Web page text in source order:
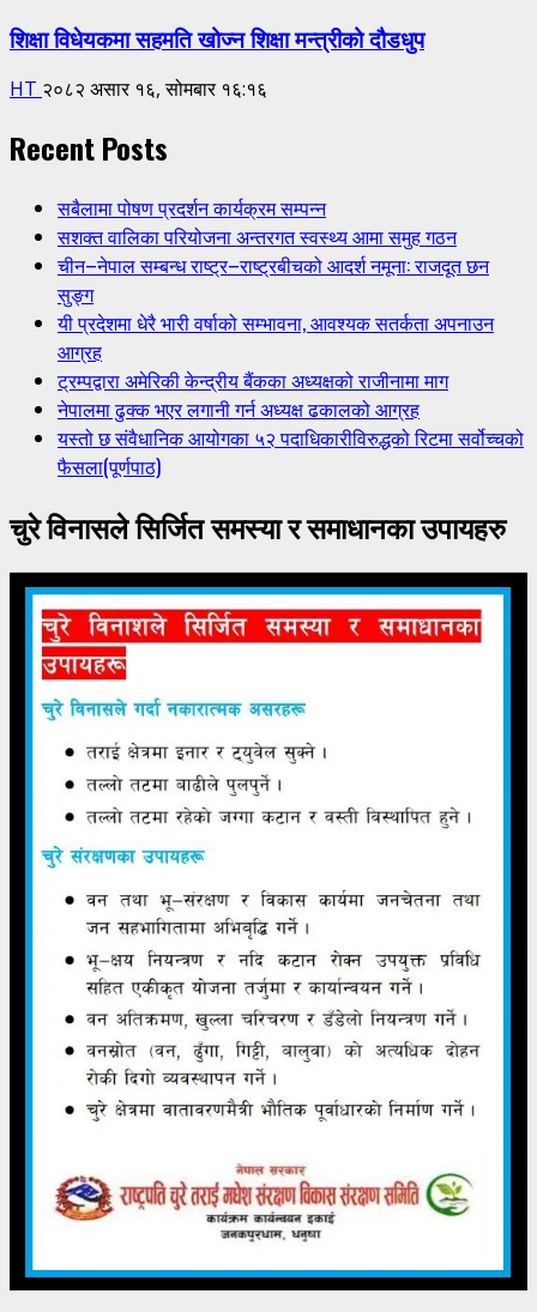
शिक्षा विधेयकमा सहमति खोज्न शिक्षा मन्त्रीको दौडधुप
HT २०८२ असार १६, सोमबार १६:१६
Recent Posts
सबैलामा पोषण प्रदर्शन कार्यक्रम सम्पन्न
सशक्त वालिका परियोजना अन्तरगत स्वस्थ्य आमा समुह गठन
चीन–नेपाल सम्बन्ध राष्ट्र–राष्ट्रबीचको आदर्श नमूना: राजदूत छन
सुङ्ग
यी प्रदेशमा धेरै भारी वर्षाको सम्भावना, आवश्यक सतर्कता अपनाउन
आग्रह
ट्रम्पद्वारा अमेरिकी केन्द्रीय बैंकका अध्यक्षको राजीनामा माग
नेपालमा ढुक्क भएर लगानी गर्न अध्यक्ष ढकालको आग्रह
यस्तो छ संवैधानिक आयोगका ५२ पदाधिकारीविरुद्धको रिटमा सर्वोच्चको
फैसला(पूर्णपाठ)
चुरे विनासले सिर्जित समस्या र समाधानका उपायहरु